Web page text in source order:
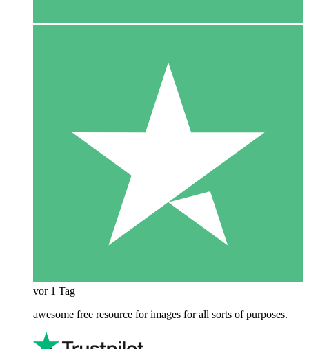
vor 1 Tag
awesome free resource for images for all sorts of purposes.